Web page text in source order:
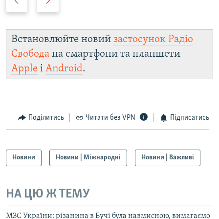
а
р
е
д
Встановлюйте новий застосунок Радіо
Свобода на смартфони та планшети
Apple і Android.
Поділитись Читати без VPN Підписатись
Новини Новини | Міжнародні Новини | Важливі
НА ЦЮ Ж ТЕМУ
МЗС України: різанина в Бучі була навмисною, вимагаємо